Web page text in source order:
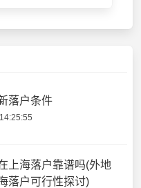
落户条件
上海落户靠谱吗(外地
落户可行性探讨)